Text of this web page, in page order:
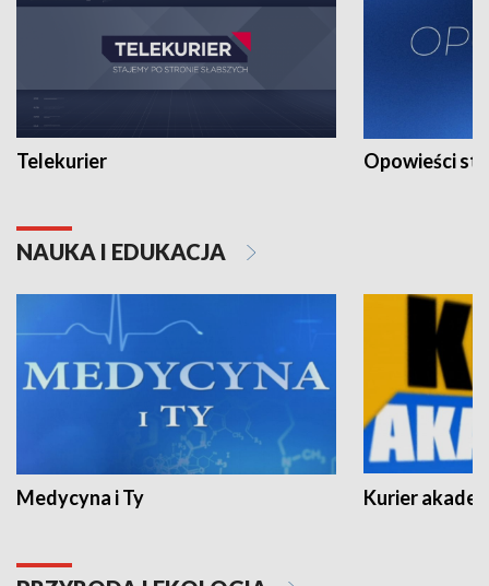
Telekurier Opowieści
NAUKA I EDUKACJA
Medycyna i Ty Kurier